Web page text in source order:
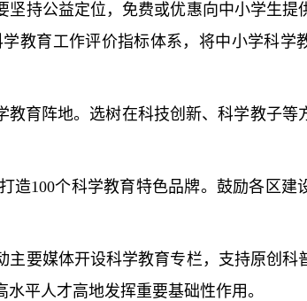
持公益定位，免费或优惠向中小学生提
教育工作评价指标体系，将中小学科学
育阵地。选树在科技创新、科学教子等
100个科学教育特色品牌。鼓励各区建
媒体开设科学教育专栏，支持原创科
平人才高地发挥重要基础性作用。